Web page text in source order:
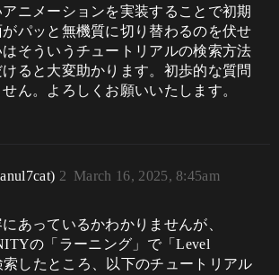
ニメーションを実装することで初期
パッと無機質に切り替わるのを伏せ
そういうチュートリアルの検索方法
ると大変助かります。初歩的な質問
ん。よろしくお願いいたします。
March 16, 2025, 8:45am
2
あっているかわかりませんが、
の「ラーニング」で「Level
索したところ、以下のチュートリアル